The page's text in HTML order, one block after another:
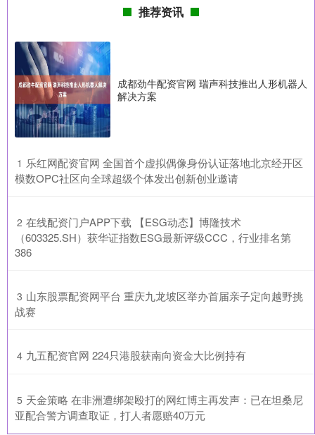
推荐资讯
成都劲牛配资官网 瑞声科技推出人形机器人
解决方案
1 ​乐红网配资官网 全国首个虚拟偶像身份认证落地北京经开区
模数OPC社区向全球超级个体发出创新创业邀请
2 ​在线配资门户APP下载 【ESG动态】博隆技术
（603325.SH）获华证指数ESG最新评级CCC，行业排名第
386
3 ​山东股票配资网平台 重庆九龙坡区举办首届亲子定向越野挑
战赛
4 ​九五配资官网 224只港股获南向资金大比例持有
5 ​天金策略 在非洲遭绑架殴打的网红博主再发声：已在坦桑尼
亚配合警方调查取证，打人者愿赔40万元